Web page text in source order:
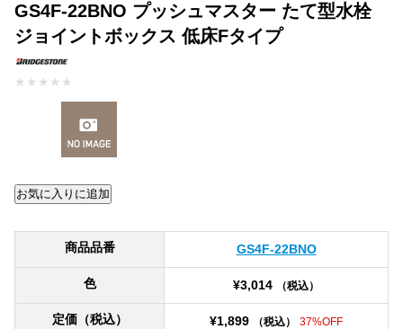
GS4F-22BNO プッシュマスター たて型水栓
ジョイントボックス 低床Fタイプ
★ ★ ★ ★ ★
商品品番 GS4F-22BNO
色 ¥3,014 （税込）
定価（税込） ¥1,899 （税込） 37%OFF